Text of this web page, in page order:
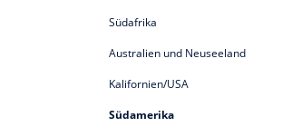
Südafrika
Australien und Neuseeland
Kalifornien/USA
Südamerika